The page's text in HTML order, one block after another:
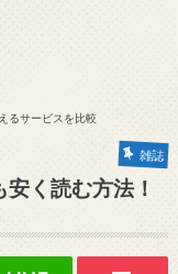
るサービスを比較
雑誌
く読む方法！